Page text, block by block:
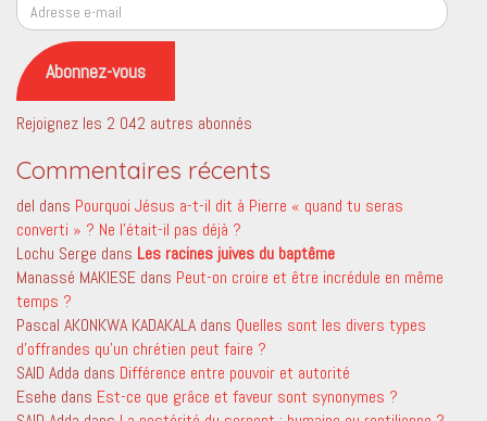
e-
mail
Abonnez-vous
Rejoignez les 2 042 autres abonnés
Commentaires récents
del dans Pourquoi Jésus a-t-il dit à Pierre « quand tu seras
converti » ? Ne l’était-il pas déjà ?
Lochu Serge dans Les racines juives du baptême
Manassé MAKIESE dans Peut-on croire et être incrédule en même
temps ?
Pascal AKONKWA KADAKALA dans Quelles sont les divers types
d’offrandes qu’un chrétien peut faire ?
SAID Adda dans Différence entre pouvoir et autorité
Esehe dans Est-ce que grâce et faveur sont synonymes ?